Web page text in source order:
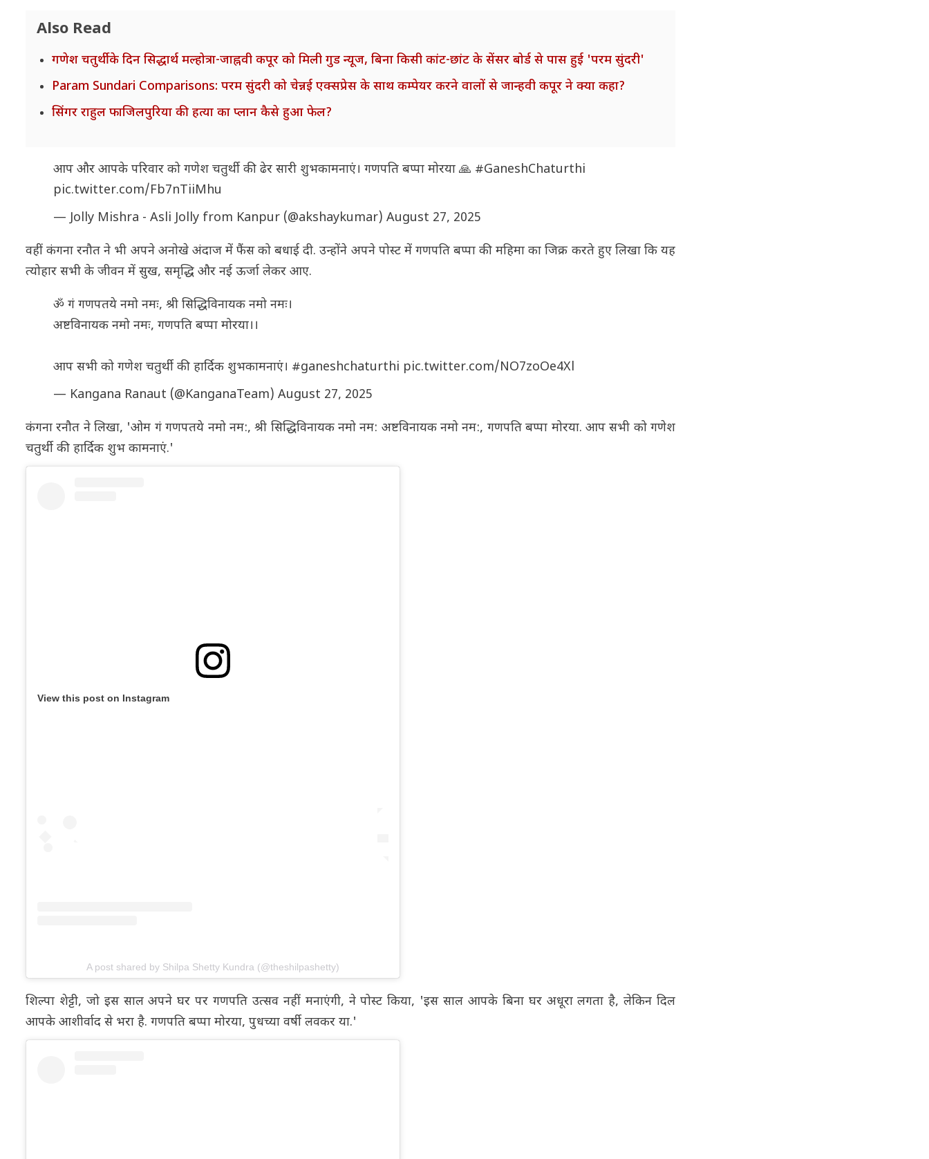
Also Read
गणेश चतुर्थी के दिन सिद्धार्थ मल्होत्रा-जाह्नवी कपूर को मिली गुड न्यूज, बिना किसी कांट-छांट के सेंसर बोर्ड से पास हुई 'परम सुंदरी'
Param Sundari Comparisons: परम सुंदरी को चेन्नई एक्सप्रेस के साथ कम्पेयर करने वालों से जान्हवी कपूर ने क्या कहा?
सिंगर राहुल फाजिलपुरिया की हत्या का प्लान कैसे हुआ फेल?
आप और आपके परिवार को गणेश चतुर्थी की ढेर सारी शुभकामनाएं। गणपति बप्पा मोरया 🙏 #GaneshChaturthi
pic.twitter.com/Fb7nTiiMhu
— Jolly Mishra - Asli Jolly from Kanpur (@akshaykumar) August 27, 2025
वहीं कंगना रनौत ने भी अपने अनोखे अंदाज में फैंस को बधाई दी. उन्होंने अपने पोस्ट में गणपति बप्पा की महिमा का जिक्र करते हुए लिखा कि यह
त्योहार सभी के जीवन में सुख, समृद्धि और नई ऊर्जा लेकर आए.
ॐ गं गणपतये नमो नमः, श्री सिद्धिविनायक नमो नमः।
अष्टविनायक नमो नमः, गणपति बप्पा मोरया।।
आप सभी को गणेश चतुर्थी की हार्दिक शुभकामनाएं। #ganeshchaturthi pic.twitter.com/NO7zoOe4Xl
— Kangana Ranaut (@KanganaTeam) August 27, 2025
कंगना रनौत ने लिखा, 'ओम गं गणपतये नमो नम:, श्री सिद्धिविनायक नमो नम: अष्टविनायक नमो नम:, गणपति बप्पा मोरया. आप सभी को गणेश
चतुर्थी की हार्दिक शुभ कामनाएं.'
View this post on Instagram
A post shared by Shilpa Shetty Kundra (@theshilpashetty)
शिल्पा शेट्टी, जो इस साल अपने घर पर गणपति उत्सव नहीं मनाएंगी, ने पोस्ट किया, 'इस साल आपके बिना घर अधूरा लगता है, लेकिन दिल
आपके आशीर्वाद से भरा है. गणपति बप्पा मोरया, पुधच्या वर्षी लवकर या.'